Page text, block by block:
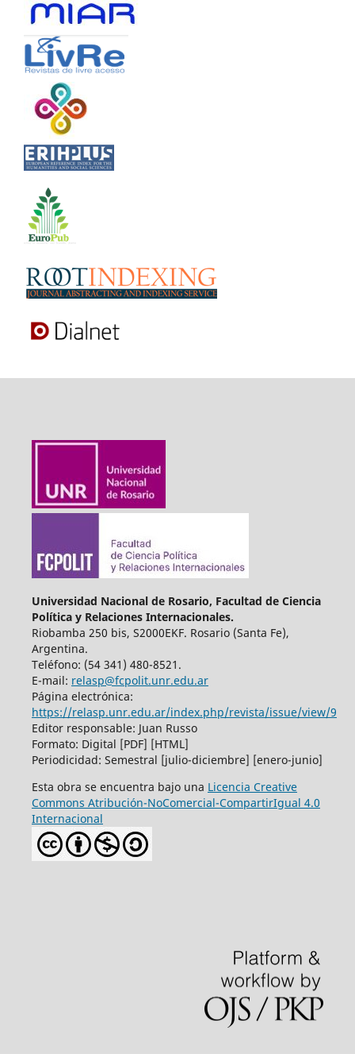
Universidad Nacional de Rosario, Facultad de Ciencia
Política y Relaciones Internacionales.
Riobamba 250 bis, S2000EKF. Rosario (Santa Fe),
Argentina.
Teléfono: (54 341) 480-8521.
E-mail: relasp@fcpolit.unr.edu.ar
Página electrónica:
https://relasp.unr.edu.ar/index.php/revista/issue/view/9
Editor responsable: Juan Russo
Formato: Digital [PDF] [HTML]
Periodicidad: Semestral [julio-diciembre] [enero-junio]
Esta obra se encuentra bajo una Licencia Creative
Commons Atribución-NoComercial-CompartirIgual 4.0
Internacional